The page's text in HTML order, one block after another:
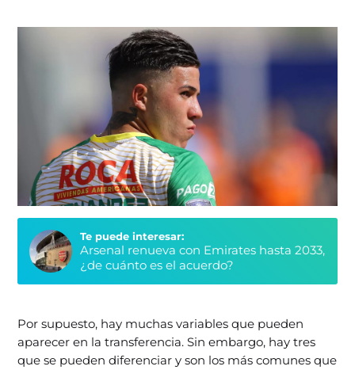
Te puede interesar:
Arsenal renueva con Emirates hasta 2033,
¿de cuánto es el acuerdo?
Por supuesto, hay muchas variables que pueden
aparecer en la transferencia. Sin embargo, hay tres
que se pueden diferenciar y son los más comunes que